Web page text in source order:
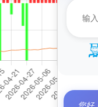
您好